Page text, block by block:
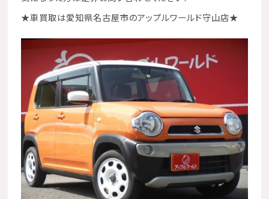
★車買取は愛知県名古屋市のアップルワールド守山店★